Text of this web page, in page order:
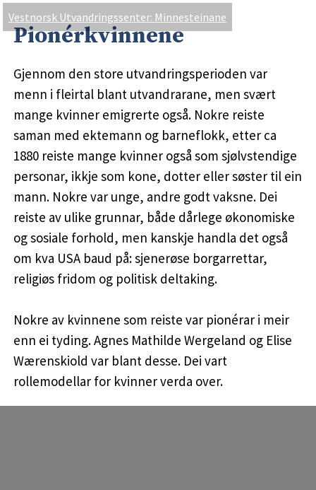
Vestnorsk Utvandringssenter: Minnesteinane
Pionérkvinnene
Gjennom den store utvandringsperioden var
menn i fleirtal blant utvandrarane, men svært
mange kvinner emigrerte også. Nokre reiste
saman med ektemann og barneflokk, etter ca
1880 reiste mange kvinner også som sjølvstendige
personar, ikkje som kone, dotter eller søster til ein
mann. Nokre var unge, andre godt vaksne. Dei
reiste av ulike grunnar, både dårlege økonomiske
og sosiale forhold, men kanskje handla det også
om kva USA baud på: sjenerøse borgarrettar,
religiøs fridom og politisk deltaking.
Nokre av kvinnene som reiste var pionérar i meir
enn ei tyding. Agnes Mathilde Wergeland og Elise
Wærenskiold var blant desse. Dei vart
rollemodellar for kvinner verda over.